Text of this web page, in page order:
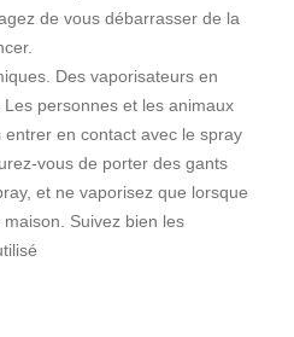
de vous débarrasser de la
Des vaporisateurs en
personnes et les animaux
en contact avec le spray
vous de porter des gants
et ne vaporisez que lorsque
Suivez bien les